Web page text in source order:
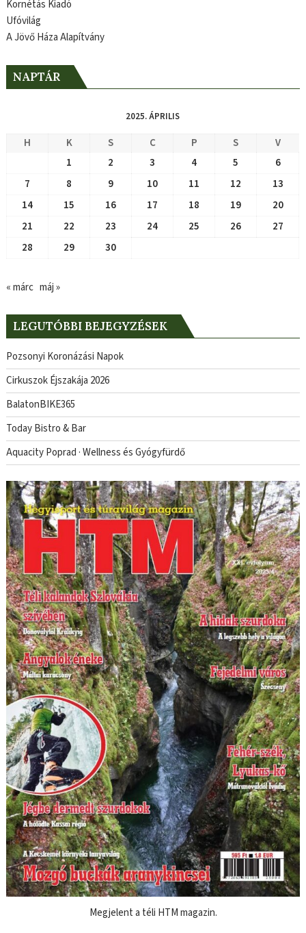
Kornétás Kiadó
Ufóvilág
A Jövő Háza Alapítvány
NAPTÁR
2025. ÁPRILIS
H K S C P S
V
1
2 3 4 5
6
7
8 9 10 11 12
13
14
15 16 17 18 19
20
21
22 23 24 25 26
27
28
29 30
« márc máj »
LEGUTÓBBI BEJEGYZÉSEK
Pozsonyi Koronázási Napok
Cirkuszok Éjszakája 2026
BalatonBIKE365
Today Bistro & Bar
Aquacity Poprad · Wellness és Gyógyfürdő
Megjelent a téli HTM magazin.